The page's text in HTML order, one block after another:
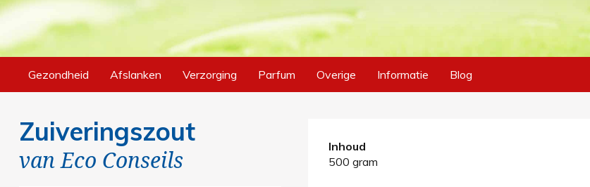
Gezondheid Afslanken Verzorging Parfum Overige Informatie Blog
Zuiveringszout
vanEco Conseils
Inhoud
500 gram